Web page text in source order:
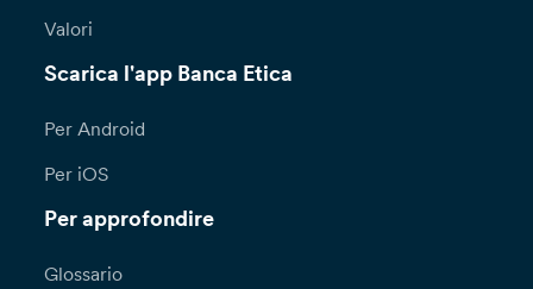
Valori
Scarica l'app Banca Etica
Per Android
Per iOS
Per approfondire
Glossario